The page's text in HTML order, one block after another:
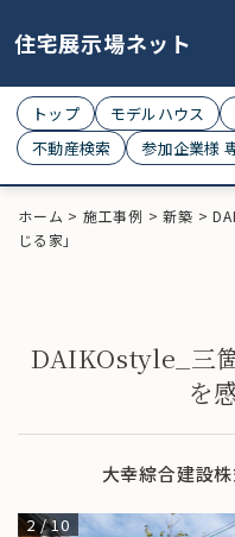
住宅展示場ネット
トップ モデルハウス
不動産検索
参加企業様
ホーム > 施工事例 >新築 >
じる家」
DAIKOstyle_三
を
大幸綜合建設
2/10